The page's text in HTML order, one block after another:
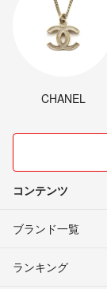
CHANEL
コンテンツ
ブランド一覧
ランキング